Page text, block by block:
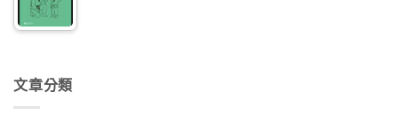
文章分類